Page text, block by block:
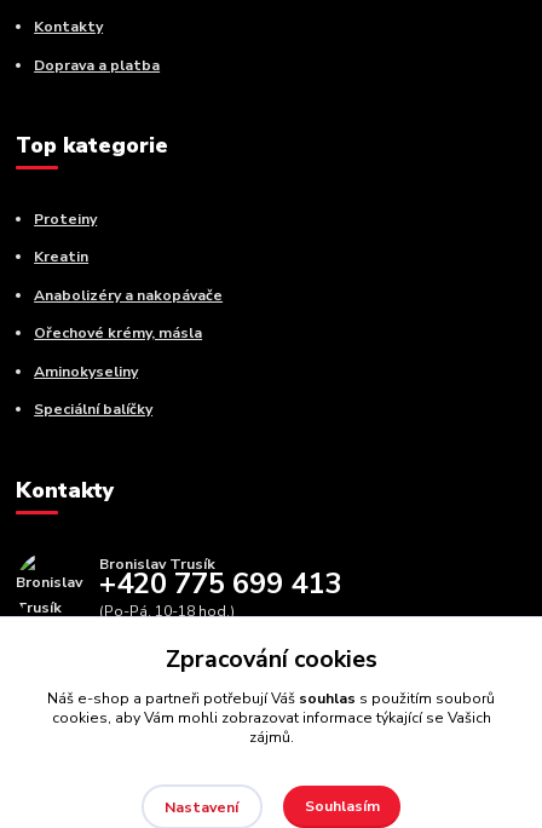
Kontakty
Doprava a platba
Top kategorie
Proteiny
Kreatin
Anabolizéry a nakopávače
Ořechové krémy, másla
Aminokyseliny
Speciální balíčky
Kontakty
Bronislav Trusík
+420 775 699 413
(Po-Pá, 10-18 hod.)
info@bbfitness.czZpracování cookies
Náš e-shop a partneři potřebují Váš souhlas s použitím souborů
cookies, aby Vám mohli zobrazovat informace týkající se Vašich
zájmů.
Nastavení Souhlasím